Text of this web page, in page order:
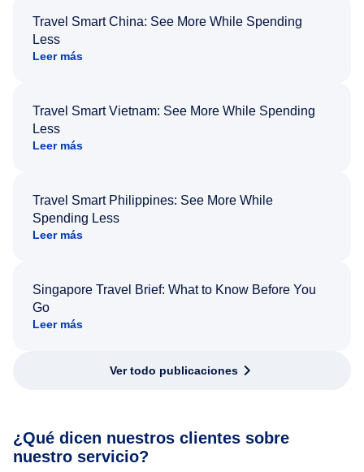
Travel Smart China: See More While Spending
Less
Leer más
Travel Smart Vietnam: See More While Spending
Less
Leer más
Travel Smart Philippines: See More While
Spending Less
Leer más
Singapore Travel Brief: What to Know Before You
Go
Leer más
Ver todo publicaciones
¿Qué dicen nuestros clientes sobre
nuestro servicio?